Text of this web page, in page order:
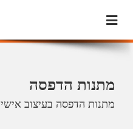
מתנות הדפסה
מתנות הדפסה בעיצוב אישי